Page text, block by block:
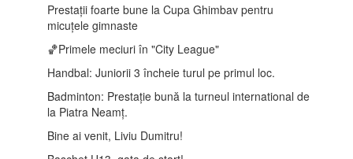
Prestații foarte bune la Cupa Ghimbav pentru
micuțele gimnaste
🏀Primele meciuri în "City League"
Handbal: Juniorii 3 încheie turul pe primul loc.
Badminton: Prestație bună la turneul international de
la Piatra Neamț.
Bine ai venit, Liviu Dumitru!